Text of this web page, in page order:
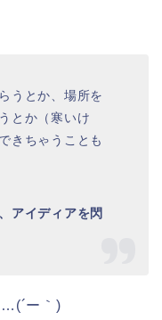
うとか、場所を
とか（寒いけ
きちゃうことも
アイディアを閃
ー｀)